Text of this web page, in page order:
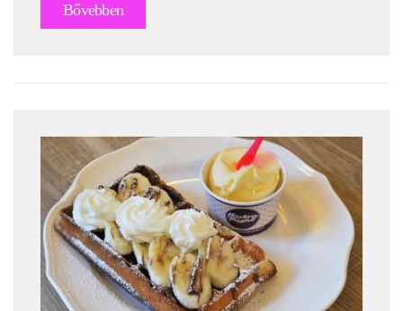
Bővebben